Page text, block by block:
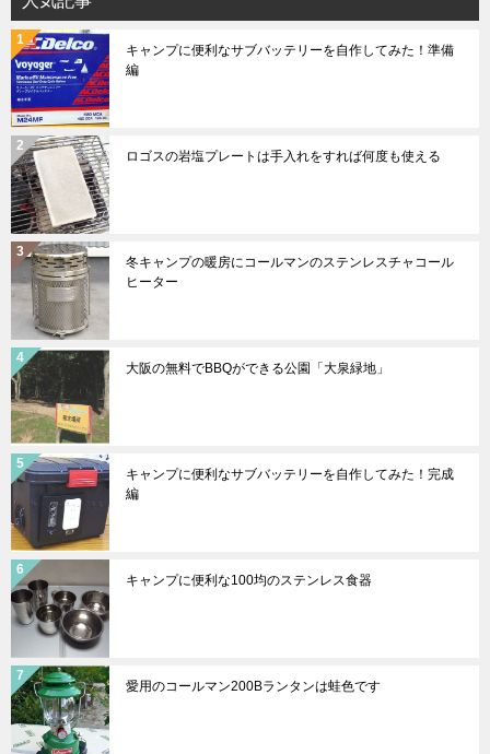
キャンプに便利なサブバッテリーを自作してみた！準備
編
ロゴスの岩塩プレートは手入れをすれば何度も使える
冬キャンプの暖房にコールマンのステンレスチャコール
ヒーター
大阪の無料でBBQができる公園「大泉緑地」
キャンプに便利なサブバッテリーを自作してみた！完成
編
キャンプに便利な100均のステンレス食器
愛用のコールマン200Bランタンは蛙色です